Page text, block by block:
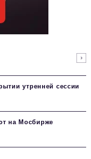
утренней сессии
на Мосбирже